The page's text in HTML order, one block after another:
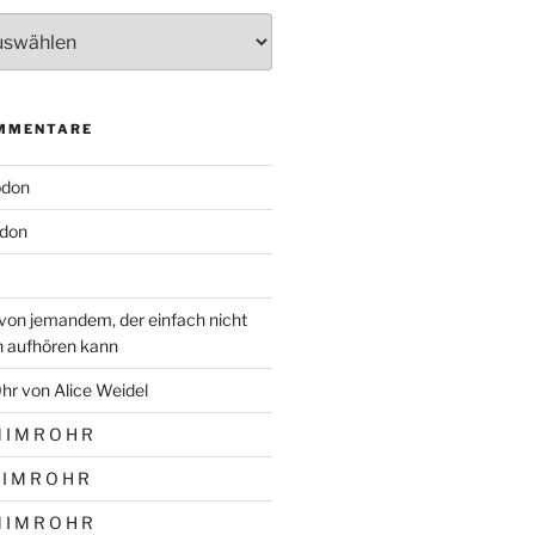
jemandem, der einfach nicht
aufhören kann
von Alice Weidel
I M R O H R
M R O H R
I M R O H R